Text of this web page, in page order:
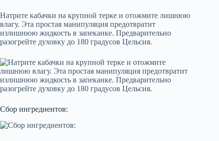
Натрите кабачки на крупной терке и отожмите лишнюю
влагу. Эта простая манипуляция предотвратит
излишнюю жидкость в запеканке. Предварительно
разогрейте духовку до 180 градусов Цельсия.
Сбор ингредиентов: